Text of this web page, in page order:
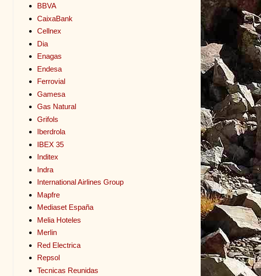
BBVA
CaixaBank
Cellnex
Dia
Enagas
Endesa
Ferrovial
Gamesa
Gas Natural
Grifols
Iberdrola
IBEX 35
Inditex
Indra
International Airlines Group
Mapfre
Mediaset España
Melia Hoteles
Merlin
Red Electrica
Repsol
Tecnicas Reunidas